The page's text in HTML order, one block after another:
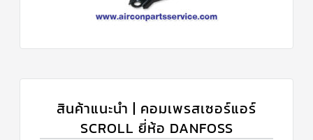
สินค้าแนะนำ | คอมเพรสเซอร์แอร์
SCROLL ยี่ห้อ DANFOSS